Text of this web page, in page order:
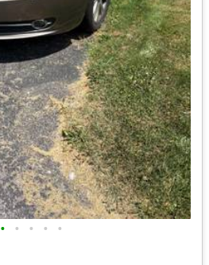
• • • • •